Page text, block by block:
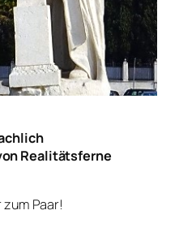
Realitätsferne
zum Paar!